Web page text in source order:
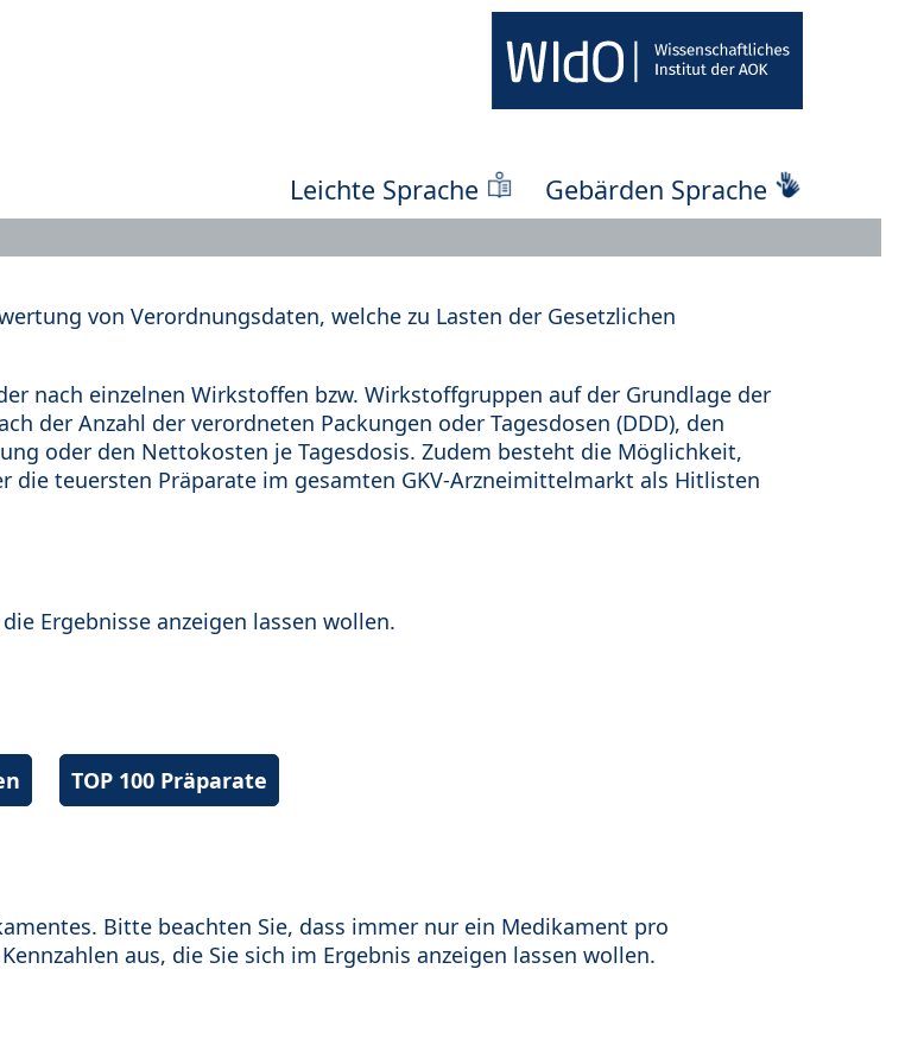
Leichte Sprache Gebärden Sprache
von Verordnungsdaten, welche zu Lasten der Gesetzlichen
nach einzelnen Wirkstoffen bzw. Wirkstoffgruppen auf der Grundlage der
der Anzahl der verordneten Packungen oder Tagesdosen (DDD), den
oder den Nettokosten je Tagesdosis. Zudem besteht die Möglichkeit,
die teuersten Präparate im gesamten GKV-Arzneimittelmarkt als Hitlisten
Ergebnisse anzeigen lassen wollen.
TOP 100 Präparate
Bitte beachten Sie, dass immer nur ein Medikament pro
aus, die Sie sich im Ergebnis anzeigen lassen wollen.